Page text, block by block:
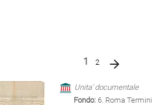
1 (current)
2
Unita' documentale
Fondo:6. Roma Termini